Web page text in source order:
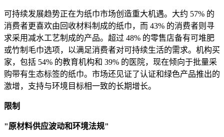
可持续发展趋势正在为纸巾市场创造重大机遇。大约 57% 的
消费者更喜欢由回收材料制成的纸巾，而 43% 的消费者则寻
求采用减水工艺制成的产品。超过 48% 的零售店备有可堆肥
或竹制毛巾选项，以满足消费者对可持续生活的需求。机构买
家，包括 54% 的教育机构和 39% 的医院，现在倾向于批量采
购带有生态标签的纸巾。市场还见证了认证和绿色产品推出的
激增，支持与环境目标相一致的长期增长。
限制
"原材料供应波动和环境法规"